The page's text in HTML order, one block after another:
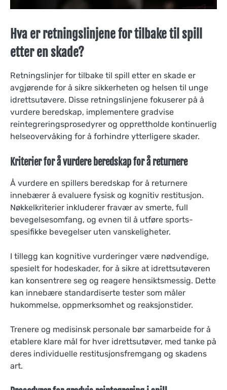
Hva er retningslinjene for tilbake til spill
etter en skade?
Retningslinjer for tilbake til spill etter en skade er
avgjørende for å sikre sikkerheten og helsen til unge
idrettsutøvere. Disse retningslinjene fokuserer på å
vurdere beredskap, implementere gradvise
reintegreringsprosedyrer og opprettholde kontinuerlig
helseovervåking for å forhindre ytterligere skader.
Kriterier for å vurdere beredskap for å returnere
Å vurdere en spillers beredskap for å returnere
innebærer å evaluere fysisk og kognitiv restitusjon.
Nøkkelkriterier inkluderer fravær av smerte, full
bevegelsesomfang, og evnen til å utføre sports-
spesifikke bevegelser uten vanskeligheter.
I tillegg kan kognitive vurderinger være nødvendige,
spesielt for hodeskader, for å sikre at idrettsutøveren
kan konsentrere seg og reagere hensiktsmessig. Dette
kan innebære standardiserte tester som måler
hukommelse, oppmerksomhet og reaksjonstider.
Trenere og medisinsk personale bør samarbeide for å
etablere klare mål for hver idrettsutøver, med tanke på
deres individuelle restitusjonsfremgang og skadens
art.